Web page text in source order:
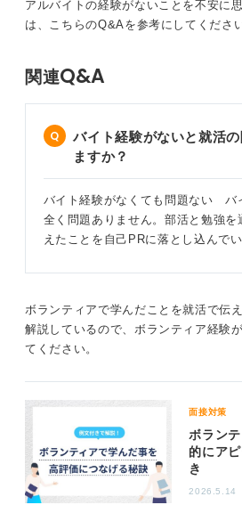
たが、迅速な復興作業と共に、被災
ボランティア活動で得た行動力と相
るコミュニケーション能力は、今
いけると思います。
ゼミに入らなかった理由の回答例
大学入学当初TOEICのスコアが450
卒業までに800点以上目指したいと
集中するためゼミに入りませんでし
高めることもおこないました。今
していきたいと考えています。
4
アルバイトの経験がないことを不安に
は、こちらのQ&Aを参考にしてくださ
関連Q&A
バイト経験がないと就活
ますか？
バイト経験がなくても問題ない バ
全く問題ありません。部活と勉強を
えたことを自己PRに落とし込んで
ボランティアで学んだことを就活で伝
解説しているので、ボランティア経験
てください。
面接対策
ボラン
的にア
き
2026.5.14